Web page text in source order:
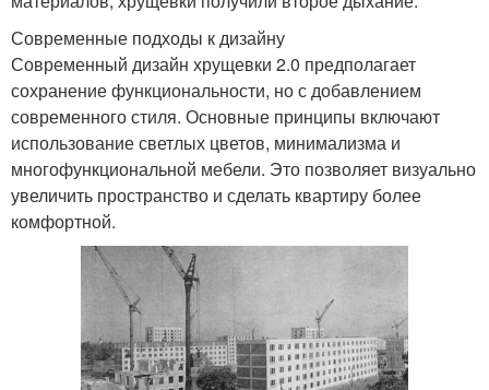
Современные подходы к дизайну
Современный дизайн хрущевки 2.0 предполагает
сохранение функциональности, но с добавлением
современного стиля. Основные принципы включают
использование светлых цветов, минимализма и
многофункциональной мебели. Это позволяет визуально
увеличить пространство и сделать квартиру более
комфортной.